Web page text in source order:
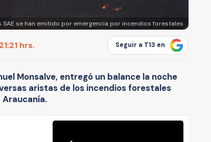
SAE se han emitido por emergencia por incendios forestales
hrs. Seguir a T13 en
Monsalve, entregó un balance la noche
aristas de los incendios forestales
Araucanía.